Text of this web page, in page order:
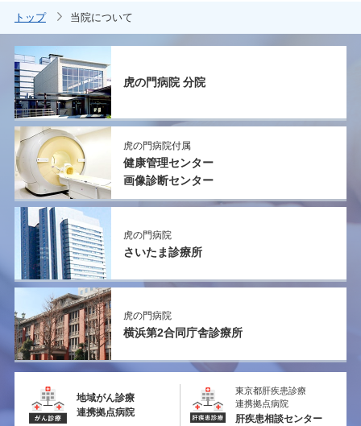
トップ 当院について
虎の門病院 分院
虎の門病院付属
健康管理センター
画像診断センター
虎の門病院
さいたま診療所
虎の門病院
横浜第2合同庁舎診療所
地域がん診療
連携拠点病院
東京都肝疾患診療
連携拠点病院
肝疾患相談センター